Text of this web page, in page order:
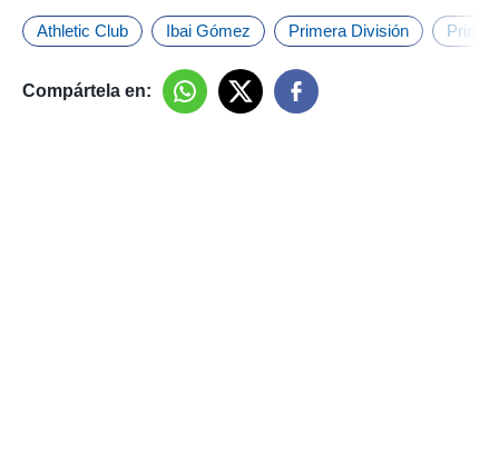
Athletic Club Ibai Gómez Primera División
Compártela en: